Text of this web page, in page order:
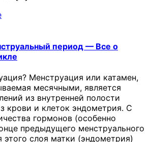
период — Все о
Менструация или катамен,
месячными, является
из внутренней полости
крови и клеток эндометрия. С
гормонов (особенно
предыдущего менструального
этого слоя матки (эндометрия)